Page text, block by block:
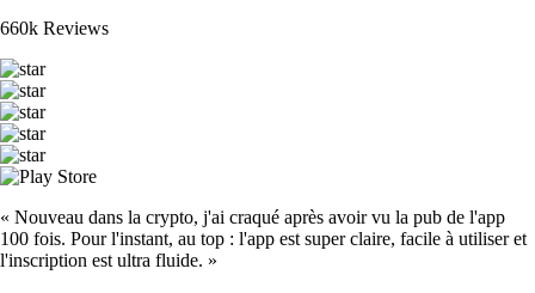
660k Reviews
« Nouveau dans la crypto, j'ai craqué après avoir vu la pub de l'app
100 fois. Pour l'instant, au top : l'app est super claire, facile à utiliser et
l'inscription est ultra fluide. »